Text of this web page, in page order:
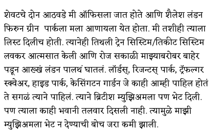
शेवटचे दोन आठवडे मी ऑफिसला जात होते आणि शैलेश लंडन
फिरुन ग्रीन पार्कला मला आणायला येत होता. मी तशीही त्याला
लिस्ट दिलीच होती. त्यानेही तिथली ट्रेन सिस्टिम/तिकीट सिस्टिम
लवकर आत्मसात केली आणि रोज सकाळी माझ्याबरोबर बाहेर
पडून आख्खं लंडन पालथं घातलं. लॉर्डस्, रिजन्टस् पार्क, ट्रॅफल्गर
स्क्वेअर, हाइड पार्क, केसिंगटन गार्डन जे काही आम्ही पाहिल होतं
ते सगळं त्याने पाहिलं. त्याने ब्रिटीश म्युझिअमला पण भेट दिली.
पण त्याला काही भवानी तलवार दिसली नाही. त्यामुळे माझी
म्युझिअमला भेट न देण्याची बोच जरा कमी झाली.